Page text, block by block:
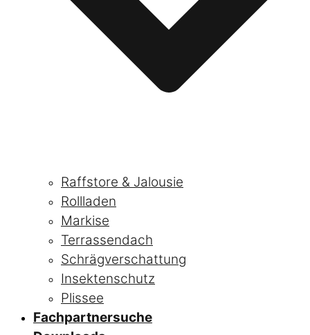
Raffstore & Jalousie
Rollladen
Markise
Terrassendach
Schrägverschattung
Insektenschutz
Plissee
Fachpartnersuche